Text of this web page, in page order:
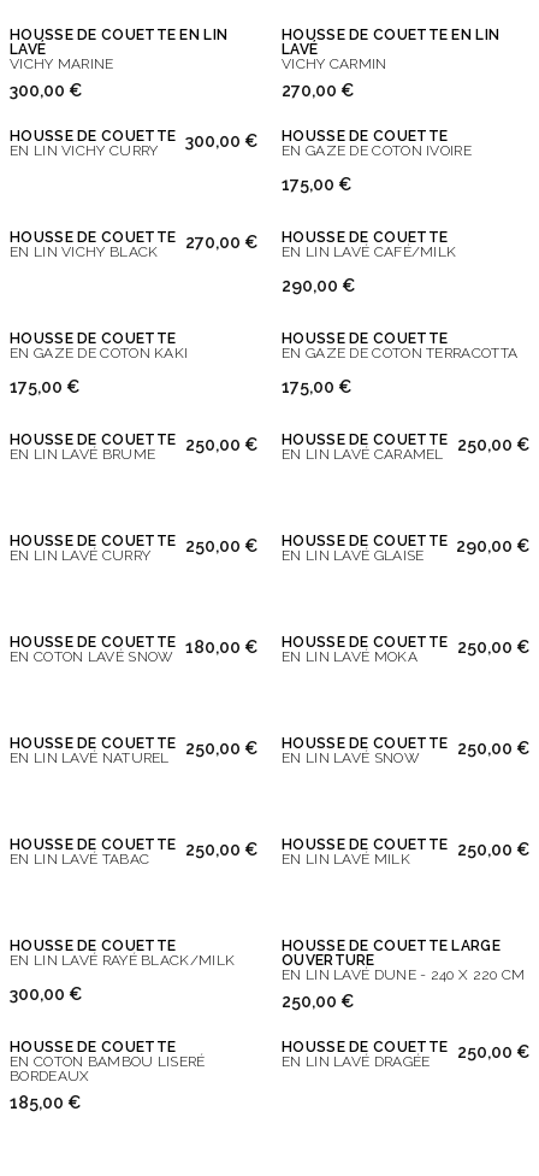
HOUSSE DE COUETTE EN LIN
LAVÉ
VICHY MARINE
300,00 €
HOUSSE DE COUETTE EN LIN
LAVÉ
VICHY CARMIN
270,00 €
HOUSSE DE COUETTE
EN LIN VICHY CURRY
300,00 €
HOUSSE DE COUETTE
EN GAZE DE COTON IVOIRE
175,00 €
HOUSSE DE COUETTE
EN LIN VICHY BLACK
270,00 €
HOUSSE DE COUETTE
EN LIN LAVÉ CAFÉ/MILK
290,00 €
HOUSSE DE COUETTE
EN GAZE DE COTON KAKI
175,00 €
HOUSSE DE COUETTE
EN GAZE DE COTON TERRACOTTA
175,00 €
HOUSSE DE COUETTE
EN LIN LAVÉ BRUME
250,00 €
HOUSSE DE COUETTE
EN LIN LAVÉ CARAMEL
250,00 €
HOUSSE DE COUETTE
EN LIN LAVÉ CURRY
250,00 €
HOUSSE DE COUETTE
EN LIN LAVÉ GLAISE
290,00 €
HOUSSE DE COUETTE
EN COTON LAVÉ SNOW
180,00 €
HOUSSE DE COUETTE
EN LIN LAVÉ MOKA
250,00 €
HOUSSE DE COUETTE
EN LIN LAVÉ NATUREL
250,00 €
HOUSSE DE COUETTE
EN LIN LAVÉ SNOW
250,00 €
HOUSSE DE COUETTE
EN LIN LAVÉ TABAC
250,00 €
HOUSSE DE COUETTE
EN LIN LAVÉ MILK
250,00 €
HOUSSE DE COUETTE
EN LIN LAVÉ RAYÉ BLACK/MILK
300,00 €
HOUSSE DE COUETTE LARGE
OUVERTURE
EN LIN LAVÉ DUNE - 240 X 220 CM
250,00 €
HOUSSE DE COUETTE
EN COTON BAMBOU LISERÉ
BORDEAUX
185,00 €
HOUSSE DE COUETTE
EN LIN LAVÉ DRAGÉE
250,00 €